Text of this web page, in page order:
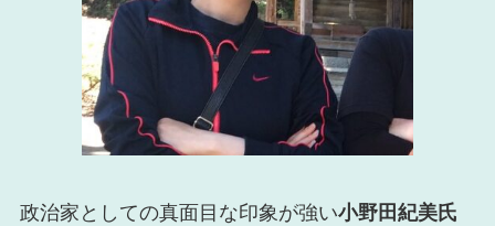
政治家としての真面目な印象が強い小野田紀美氏